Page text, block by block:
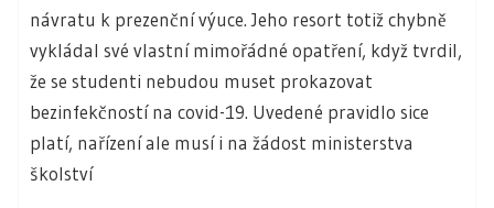
návratu k prezenční výuce. Jeho resort totiž chybně
vykládal své vlastní mimořádné opatření, když tvrdil,
že se studenti nebudou muset prokazovat
bezinfekčností na covid-19. Uvedené pravidlo sice
platí, nařízení ale musí i na žádost ministerstva
školství